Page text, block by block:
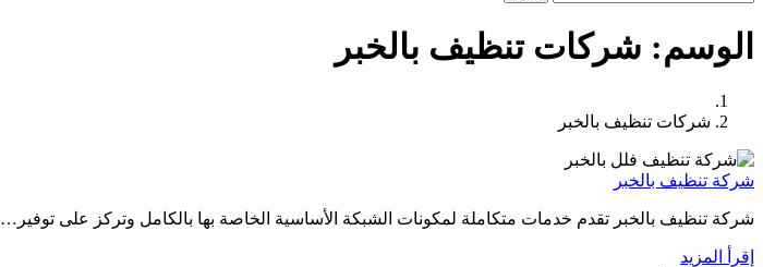
الوسم: شركات تنظيف بالخبر
شركات تنظيف بالخبر
شركة تنظيف بالخبر
شركة تنظيف بالخبر تقدم خدمات متكاملة لمكونات الشبكة الأساسية الخاصة بها بالكامل وتركز على توفير…
إقرأ المزيد